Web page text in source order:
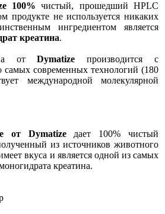
100%чистый, прошедший HPLC
продукте не используется никаких
ингредиентом является
креатина.
отDymatize производится с
самых современных технологий (180
международной молекулярной
от Dymatize дает 100% чистый
из источников животного
вкуса и является одной из самых
креатина.